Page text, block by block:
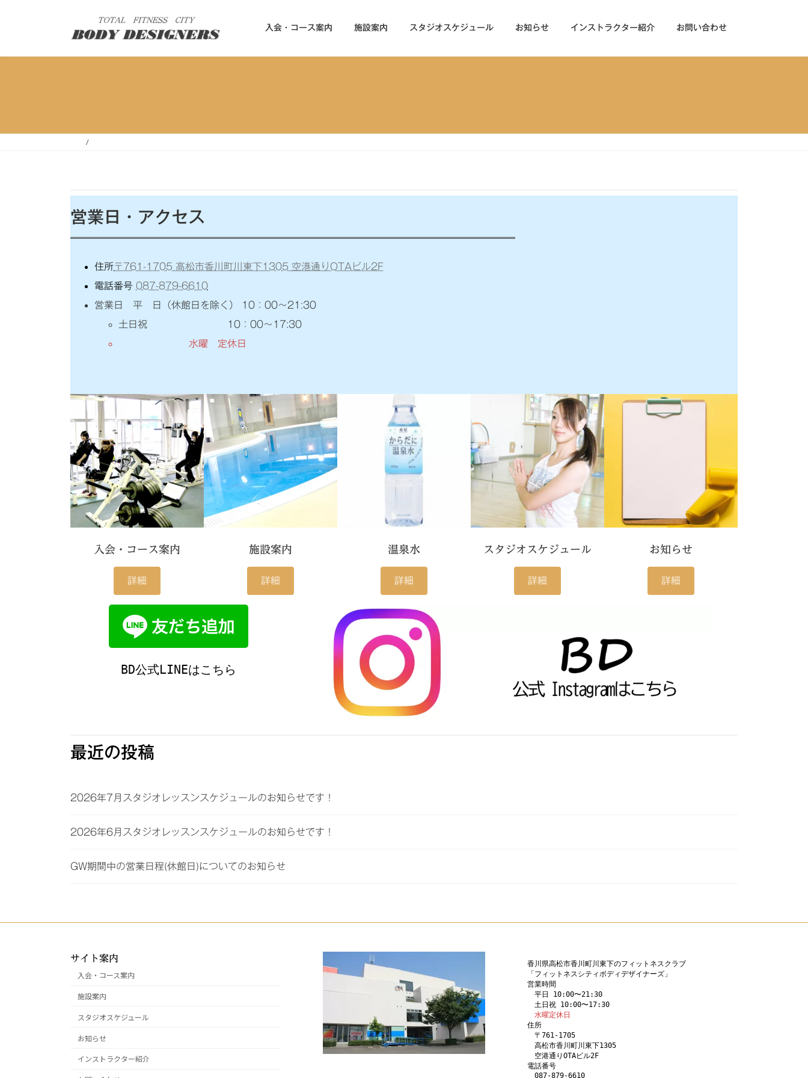
プ
動
入会・コース案内 施設案内 スタジオスケジュール お知らせ インストラクター紹介 お問い合わせ
営業日・アクセス
住所〒761-1705 高松市香川町川東下1305 空港通りOTAビル2F
電話番号 087-879-6610
営業日 平 日（休館日を除く） 10：00～21:30
土日祝 10：00～17:30
水曜 定休日
入会・コース案内
詳細
施設案内
詳細
温泉水
詳細
スタジオスケジュール
詳細
お知らせ
詳細
BD公式LINEはこちら
最近の投稿
2026年7月スタジオレッスンスケジュールのお知らせです！
2026年6月スタジオレッスンスケジュールのお知らせです！
GW期間中の営業日程(休館日)についてのお知らせ
サイト案内
入会・コース案内
施設案内
スタジオスケジュール
お知らせ
インストラクター紹介
香川県高松市香川町川東下のフィットネスクラブ
「フィットネスシティボディデザイナーズ」
営業時間
平日 10:00〜21:30
土日祝 10:00〜17:30
水曜定休日
住所
〒761-1705
高松市香川町川東下1305
空港通りOTAビル2F
電話番号
087-879-6610